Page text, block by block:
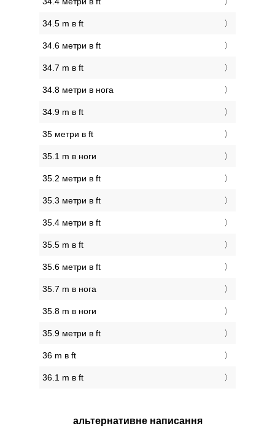
34.5 m в ft
34.6 метри в ft
34.7 m в ft
34.8 метри в нога
34.9 m в ft
35 метри в ft
35.1 m в ноги
35.2 метри в ft
35.3 метри в ft
35.4 метри в ft
35.5 m в ft
35.6 метри в ft
35.7 m в нога
35.8 m в ноги
35.9 метри в ft
36 m в ft
36.1 m в ft
альтернативне написання